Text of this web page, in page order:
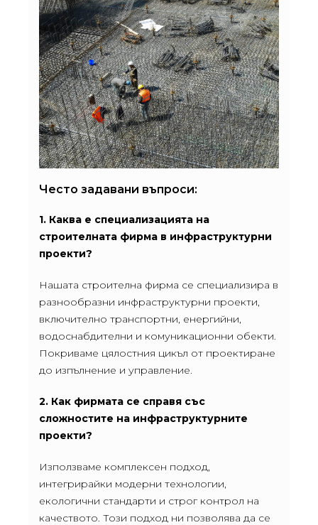
Често задавани въпроси:
1. Каква е специализацията на
строителната фирма в инфраструктурни
проекти?
Нашата строителна фирма се специализира в
разнообразни инфраструктурни проекти,
включително транспортни, енергийни,
водоснабдителни и комуникационни обекти.
Покриваме цялостния цикъл от проектиране
до изпълнение и управление.
2. Как фирмата се справя със
сложностите на инфраструктурните
проекти?
Използваме комплексен подход,
интегрирайки модерни технологии,
екологични стандарти и строг контрол на
качеството. Този подход ни позволява да се